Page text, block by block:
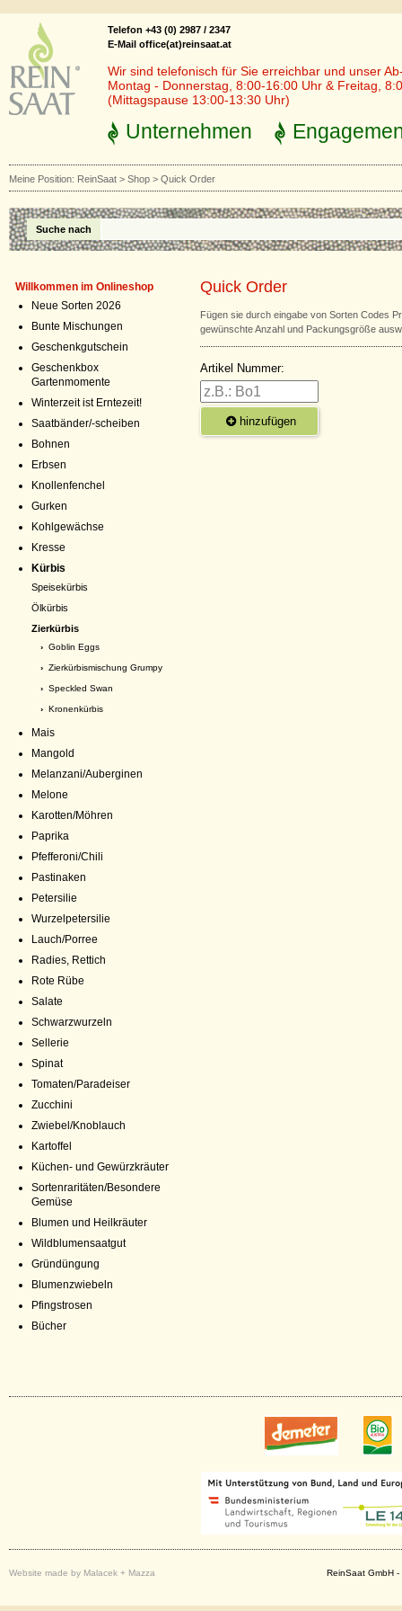
Telefon +43 (0) 2987 / 2347
E-Mail office(at)reinsaat.at
Wir sind telefonisch für Sie erreichbar und unser
Montag - Donnerstag, 8:00-16:00 Uhr & Freitag,
(Mittagspause 13:00-13:30 Uhr)
Unternehmen
Meine Position: ReinSaat > Shop > Quick Order
Suche nach
Willkommen im Onlineshop
Neue Sorten 2026
Bunte Mischungen
Geschenkgutschein
Geschenkbox
Gartenmomente
Winterzeit ist Erntezeit!
Saatbänder/-scheiben
Bohnen
Erbsen
Knollenfenchel
Gurken
Kohlgewächse
Kresse
Kürbis
Speisekürbis
Ölkürbis
Zierkürbis
› Goblin Eggs
› Zierkürbismischung Grumpy
› Speckled Swan
› Kronenkürbis
Mais
Mangold
Melanzani/Auberginen
Melone
Karotten/Möhren
Paprika
Pfefferoni/Chili
Pastinaken
Petersilie
Wurzelpetersilie
Lauch/Porree
Radies, Rettich
Rote Rübe
Salate
Schwarzwurzeln
Sellerie
Spinat
Tomaten/Paradeiser
Zucchini
Zwiebel/Knoblauch
Kartoffel
Küchen- und Gewürzkräuter
Sortenraritäten/Besondere
Gemüse
Blumen und Heilkräuter
Wildblumensaatgut
Gründüngung
Blumenzwiebeln
Pfingstrosen
Bücher
Quick Order
Fügen sie durch eingabe von Sorten Codes
gewünschte Anzahl und Packungsgröße
Artikel Nummer:
hinzufügen
Website made by Malacek + Mazza ReinSaat GmbH